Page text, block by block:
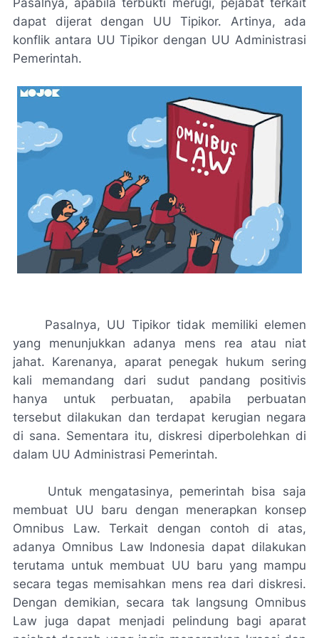
Pasalnya, apabila terbukti merugi, pejabat terkait
dapat dijerat dengan UU Tipikor. Artinya, ada
konflik antara UU Tipikor dengan UU Administrasi
Pemerintah.
Pasalnya, UU Tipikor tidak memiliki elemen
yang menunjukkan adanya mens rea atau niat
jahat. Karenanya, aparat penegak hukum sering
kali memandang dari sudut pandang positivis
hanya untuk perbuatan, apabila perbuatan
tersebut dilakukan dan terdapat kerugian negara
di sana. Sementara itu, diskresi diperbolehkan di
dalam UU Administrasi Pemerintah.
Untuk mengatasinya, pemerintah bisa saja
membuat UU baru dengan menerapkan konsep
Omnibus Law. Terkait dengan contoh di atas,
adanya Omnibus Law Indonesia dapat dilakukan
terutama untuk membuat UU baru yang mampu
secara tegas memisahkan mens rea dari diskresi.
Dengan demikian, secara tak langsung Omnibus
Law juga dapat menjadi pelindung bagi aparat